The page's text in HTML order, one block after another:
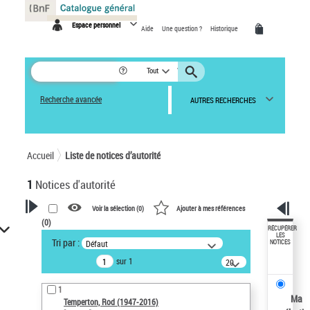
Espace personnel Aide Une question ? Historique
Tout
Recherche avancée AUTRES RECHERCHES
Accueil Liste de notices d’autorité
1 Notices d'autorité
VOTRE RECHERCHE
Recherche avancée dans les
notices d’autorité
Œuvres liées à l'auteur :
Temperton, Rod (1947-2016)
Voir la sélection (0) Ajouter à mes références
(0)
Tri par : Défaut
sur 1
20
résultats/page
1
Temperton, Rod (1947-2016)
RÉCUPÉRER
LES
NOTICES
Ma
Panneau de gestion des cookies